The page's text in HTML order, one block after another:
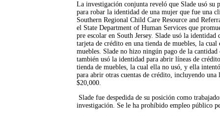
La investigación conjunta reveló que Slade usó su
para robar la identidad de una mujer que fue una
Southern Regional Child Care Resource and
el State Department of Human Services que
pre escolar en South Jersey. Slade usó la
tarjeta de crédito en una tienda de muebles, la
muebles. Slade no hizo ningún pago de la
también usó la identidad para abrir líneas de
tienda de muebles, la cual ella no usó, y ella
para abrir otras cuentas de crédito, incluyendo una
$20,000.
Slade fue despedida de su posición como
investigación. Se le ha prohíbido empleo público